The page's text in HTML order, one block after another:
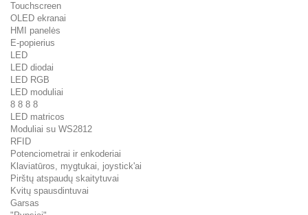
Touchscreen
OLED ekranai
HMI panelės
E-popierius
LED
LED diodai
LED RGB
LED moduliai
8 8 8 8
LED matricos
Moduliai su WS2812
RFID
Potenciometrai ir enkoderiai
Klaviatūros, mygtukai, joystick'ai
Pirštų atspaudų skaitytuvai
Kvitų spausdintuvai
Garsas